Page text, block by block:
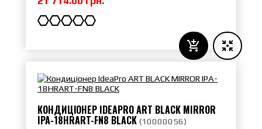
КОНДИЦІОНЕР IDEAPRO ART BLACK MIRROR
IPA-18HRART-FN8 BLACK (10000056)